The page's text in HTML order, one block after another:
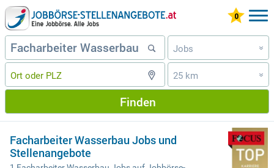
Jobs »
25 km »
Finden
Facharbeiter Wasserbau Jobs und
Stellenangebote